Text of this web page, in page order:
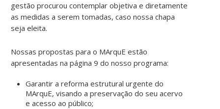
gestão procurou contemplar objetiva e diretamente
as medidas a serem tomadas, caso nossa chapa
seja eleita.
Nossas propostas para o MArquE estão
apresentadas na página 9 do nosso programa:
Garantir a reforma estrutural urgente do
MArquE, visando a preservação do seu acervo
e acesso ao público;